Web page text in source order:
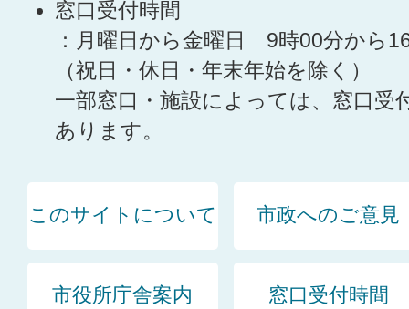
窓口受付時間
：月曜日から金曜日 9時00分から
（祝日・休日・年末年始を除く）
一部窓口・施設によっては、窓口受
あります。
このサイトについて 市政へのご意見
市役所庁舎案内 窓口受付時間